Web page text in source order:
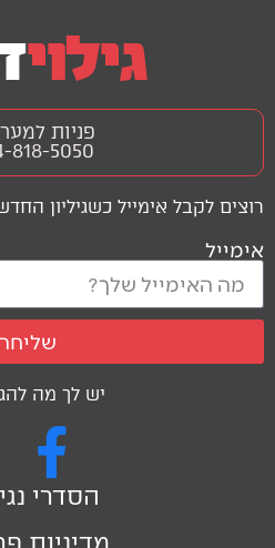
יש לך מה
הסדרי
רוצים לקבל אימייל כשגיליון
אימייל
פניות
818-5050